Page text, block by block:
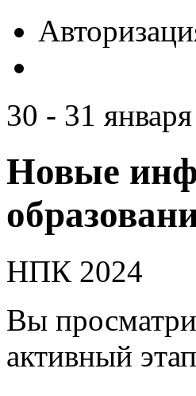
30 - 31
Новые
НПК 2024
Вы
активный